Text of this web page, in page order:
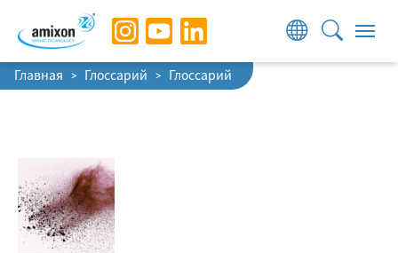
Skip to main navigation
Skip to main content
Skip to page footer
You are here:
Главная Глоссарий Глоссарий